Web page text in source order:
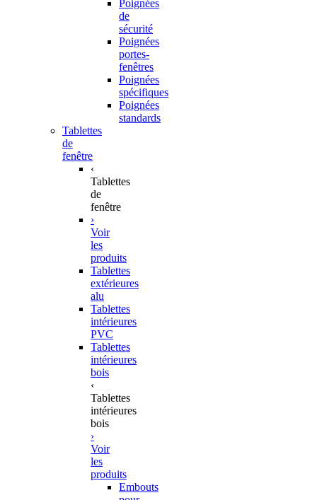
Poignées
de
sécurité
Poignées
portes-
fenêtres
Poignées
spécifiques
Poignées
standards
Tablettes
de
fenêtre
‹
Tablettes
de
fenêtre
›
Voir
les
produits
Tablettes
extérieures
alu
Tablettes
intérieures
PVC
Tablettes
intérieures
bois
‹
Tablettes
intérieures
bois
›
Voir
les
produits
Embouts